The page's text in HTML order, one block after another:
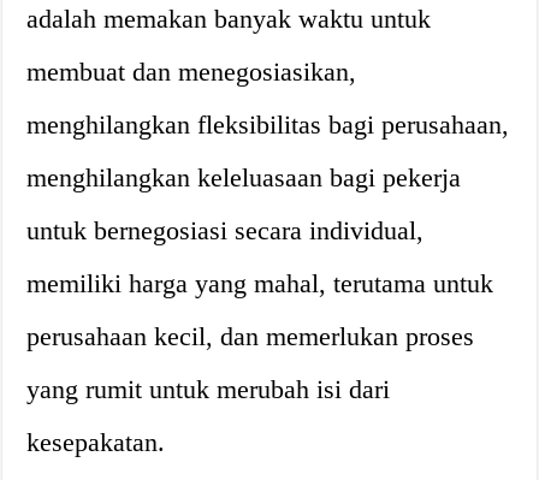
adalah memakan banyak waktu untuk
membuat dan menegosiasikan,
menghilangkan fleksibilitas bagi perusahaan,
menghilangkan keleluasaan bagi pekerja
untuk bernegosiasi secara individual,
memiliki harga yang mahal, terutama untuk
perusahaan kecil, dan memerlukan proses
yang rumit untuk merubah isi dari
kesepakatan.